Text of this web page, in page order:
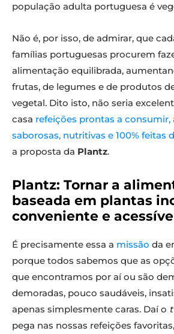
população adulta portuguesa é
Não é, por isso, de admirar, que
famílias portuguesas procurem
alimentação equilibrada,
frutas, de legumes e de produtos
vegetal. Dito isto, não seria
casa refeições prontas a consumir,
saborosas, nutritivas e 100% feitas
a proposta da Plantz.
Plantz: Tornar a
baseada em plantas
conveniente e
É precisamente essa a missão da
porque todos sabemos que as
que encontramos por aí ou são
demoradas, pouco saudáveis,
apenas simplesmente caras. Daí o
pega nas nossas refeições